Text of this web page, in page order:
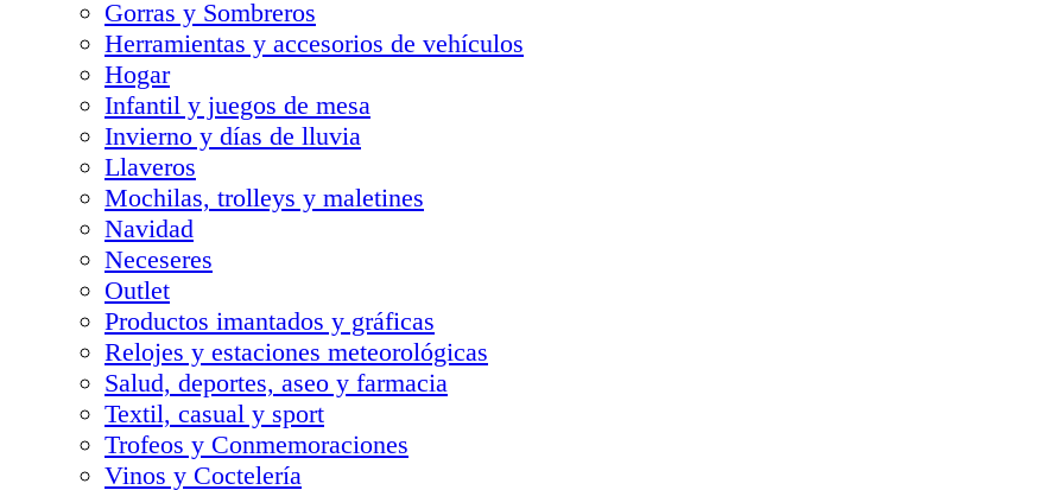
Gorras y Sombreros
Herramientas y accesorios de vehículos
Hogar
Infantil y juegos de mesa
Invierno y días de lluvia
Llaveros
Mochilas, trolleys y maletines
Navidad
Neceseres
Outlet
Productos imantados y gráficas
Relojes y estaciones meteorológicas
Salud, deportes, aseo y farmacia
Textil, casual y sport
Trofeos y Conmemoraciones
Vinos y Coctelería